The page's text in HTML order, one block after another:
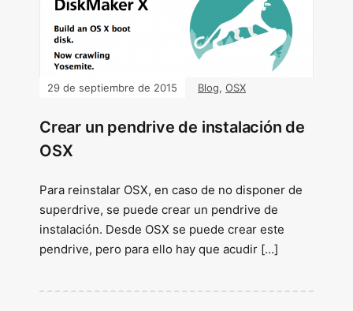
29 de septiembre de 2015 Blog, OSX
Crear un pendrive de instalación de
OSX
Para reinstalar OSX, en caso de no disponer de
superdrive, se puede crear un pendrive de
instalación. Desde OSX se puede crear este
pendrive, pero para ello hay que acudir […]